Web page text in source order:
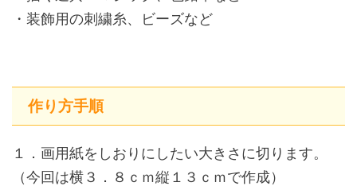
・装飾用の刺繍糸、ビーズなど
作り方手順
１．画用紙をしおりにしたい大きさに切ります。
（今回は横３．８ｃｍ縦１３ｃｍで作成）